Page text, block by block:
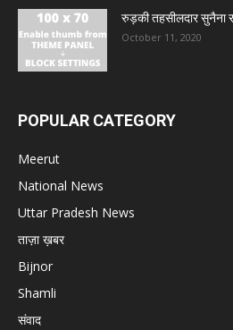
रुड़की तहसीलदार सुनैना
October 11, 2020
POPULAR CATEGORY
Meerut
National News
Uttar Pradesh News
ताज़ा ख़बर
Bijnor
Shamli
संवाद